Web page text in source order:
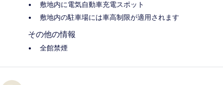
敷地内に電気自動車充電スポット
敷地内の駐車場には車高制限が適用されます
その他の情報
全館禁煙